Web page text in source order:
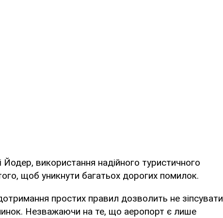
Йодер, використання надійного туристичного
щоб уникнути багатьох дорогих помилок.
простих правил дозволить не зіпсувати
Незважаючи на те, що аеропорт є лише